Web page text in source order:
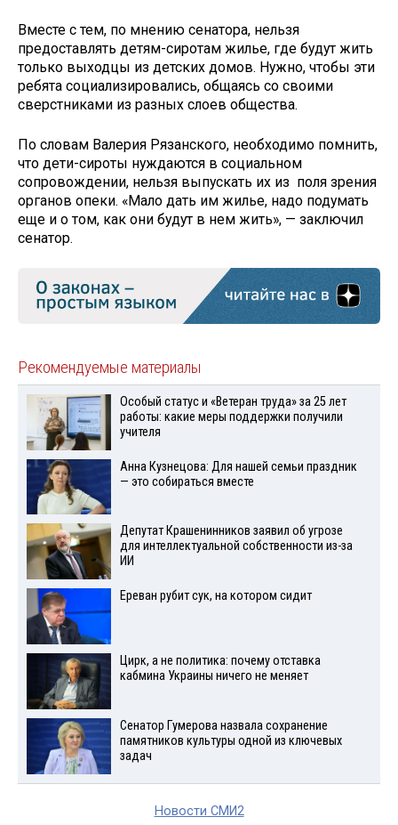
Вместе с тем, по мнению сенатора, нельзя
предоставлять детям-сиротам жилье, где будут жить
только выходцы из детских домов. Нужно, чтобы эти
ребята социализировались, общаясь со своими
сверстниками из разных слоев общества.
По словам Валерия Рязанского, необходимо помнить,
что дети-сироты нуждаются в социальном
сопровождении, нельзя выпускать их из поля зрения
органов опеки. «Мало дать им жилье, надо подумать
еще и о том, как они будут в нем жить», — заключил
сенатор.
Рекомендуемые материалы
Особый статус и «Ветеран труда» за 25 лет
работы: какие меры поддержки получили
учителя
Анна Кузнецова: Для нашей семьи праздник
— это собираться вместе
Депутат Крашенинников заявил об угрозе
для интеллектуальной собственности из-за
ИИ
Ереван рубит сук, на котором сидит
Цирк, а не политика: почему отставка
кабмина Украины ничего не меняет
Сенатор Гумерова назвала сохранение
памятников культуры одной из ключевых
задач
Новости СМИ2